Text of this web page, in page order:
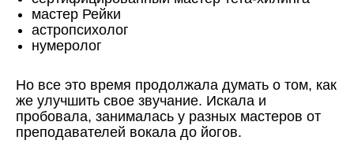
мастер Рейки
астропсихолог
нумеролог
Но все это время продолжала думать о том, как
же улучшить свое звучание. Искала и
пробовала, занималась у разных мастеров от
преподавателей вокала до йогов.